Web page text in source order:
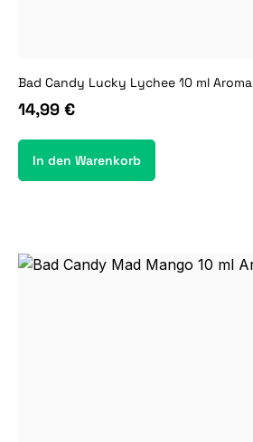
Bad Candy Lucky Lychee 10 ml Aroma
14,99 €
In den Warenkorb